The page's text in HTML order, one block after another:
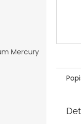
Mercury